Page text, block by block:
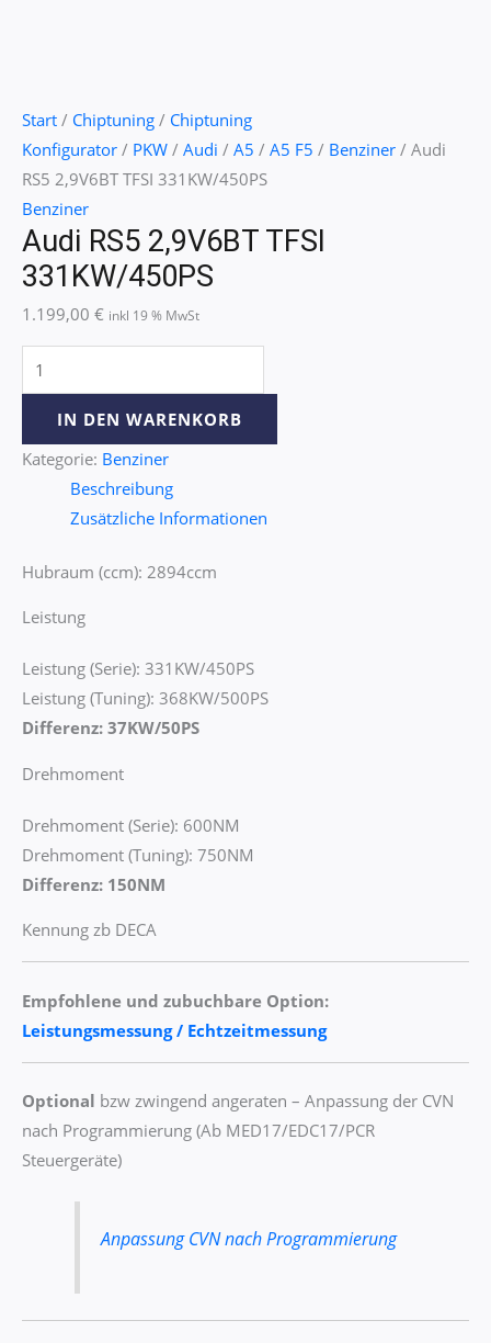
Start / Chiptuning / Chiptuning
Konfigurator / PKW / Audi / A5 / A5 F5 / Benziner / Audi
RS5 2,9V6BT TFSI 331KW/450PS
Benziner
Audi RS5 2,9V6BT TFSI
331KW/450PS
1.199,00 € inkl 19 % MwSt
IN DEN WARENKORB
Kategorie: Benziner
Beschreibung
Zusätzliche Informationen
Hubraum (ccm): 2894ccm
Leistung
Leistung (Serie): 331KW/450PS
Leistung (Tuning): 368KW/500PS
Differenz: 37KW/50PS
Drehmoment
Drehmoment (Serie): 600NM
Drehmoment (Tuning): 750NM
Differenz: 150NM
Kennung zb DECA
Empfohlene und zubuchbare Option:
Leistungsmessung / Echtzeitmessung
Optional bzw zwingend angeraten – Anpassung der CVN
nach Programmierung (Ab MED17/EDC17/PCR
Steuergeräte)
Anpassung CVN nach Programmierung